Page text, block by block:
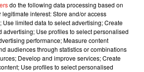
Julien Lieb s’essaye à la vie de chatelain
do the following data processing based on
interest: Store and/or access
Use limited data to select advertising; Create
advertising; Use profiles to select personalised
performance; Measure content
audiences through statistics or combinations
Develop and improve services; Create
Use profiles to select personalised